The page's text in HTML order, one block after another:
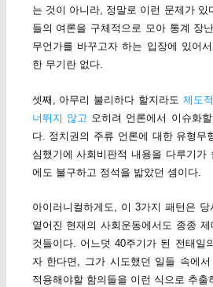
는 것이 아니라, 정말로 이런 문제가 있
들의 여론을 구체적으로 모아 통계 장
무언가를 바꾸고자 하는 입장에 있어
한 무기란 없다.
셋째, 아무리 불리하다 할지라도 제도
너뛰지 않고 오히려 언론에서 이슈화
다. 정치권의 주류 언론에 대한 유형무
심했기에 사회비판적 내용을 다루기가
에도 불구하고 정석을 밟았던 셈이다.
아이러니컬하게도, 이 3가지 패턴은
옅어진 현재의 사회운동에서도 종종
것들이다. 어느덧 40주기가 된 전태일
자 한다면, 그가 시도했던 일들 속에
적용해야할 함의들을 이런 식으로 추출